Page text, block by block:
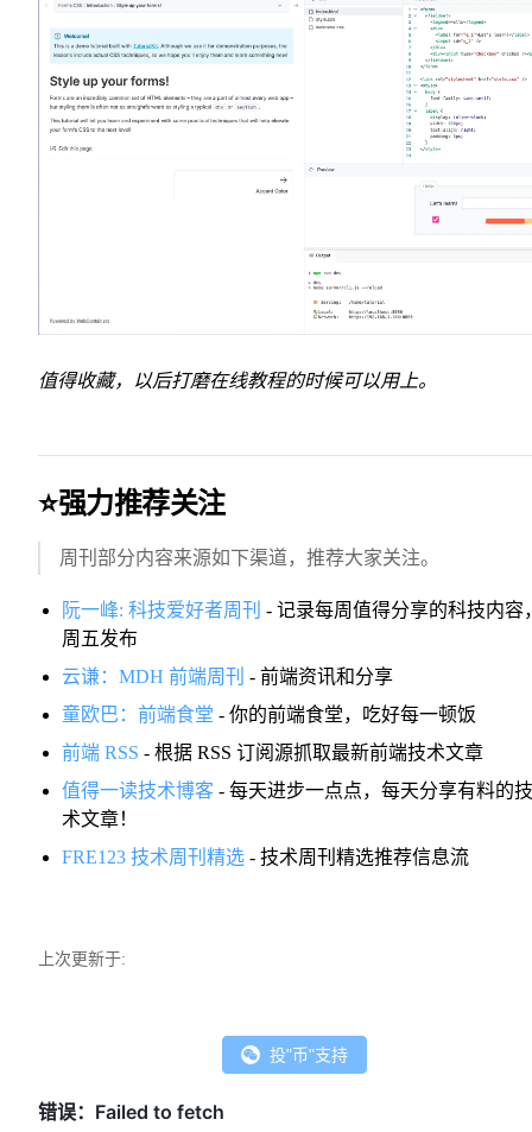
值得收藏，以后打磨在线教程的时候可以用上。
⭐️强力推荐关注
周刊部分内容来源如下渠道，推荐大家关注。
阮一峰: 科技爱好者周刊 - 记录每周值得分享的科技内容
周五发布
云谦：MDH 前端周刊 - 前端资讯和分享
童欧巴：前端食堂 - 你的前端食堂，吃好每一顿饭
前端 RSS - 根据 RSS 订阅源抓取最新前端技术文章
值得一读技术博客 - 每天进步一点点，每天分享有料的技
术文章！
FRE123 技术周刊精选 - 技术周刊精选推荐信息流
上次更新于:
投"币"支持